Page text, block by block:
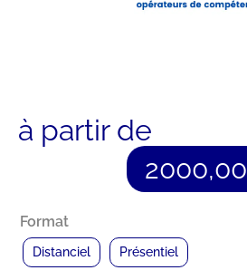
à partir de
2000,00
Format
Distanciel Présentiel